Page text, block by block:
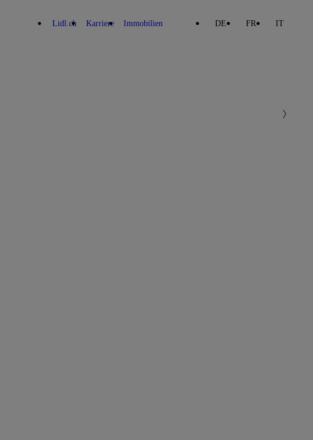
Lidl.ch Karriere Immobilien DE FR IT